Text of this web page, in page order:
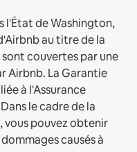
l'État de Washington,
au titre de la
couvertes par une
Airbnb. La Garantie
à l'Assurance
le cadre de la
vous pouvez obtenir
causés à